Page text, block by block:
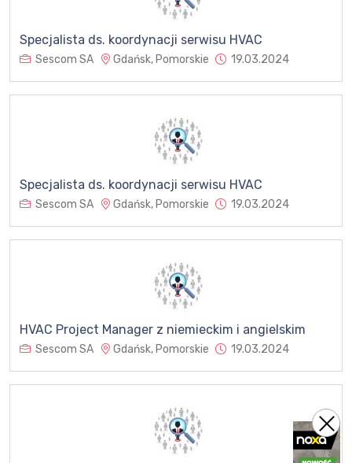
Specjalista ds. koordynacji serwisu HVAC
Sescom SA Gdańsk, Pomorskie 19.03.2024
Specjalista ds. koordynacji serwisu HVAC
Sescom SA Gdańsk, Pomorskie 19.03.2024
HVAC Project Manager z niemieckim i angielskim
Sescom SA Gdańsk, Pomorskie 19.03.2024